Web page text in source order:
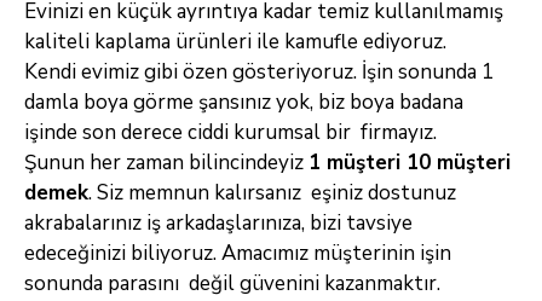
Evinizi en küçük ayrıntıya kadar temiz kullanılmamış
kaliteli kaplama ürünleri ile kamufle ediyoruz.
Kendievimiz gibi özen gösteriyoruz. İşin sonunda 1
damla boya görme şansınız yok, biz boya badana
işinde son derece ciddi kurumsal bir firmayız.
Şunun her zaman bilincindeyiz 1 müşteri 10 müşteri
demek. Siz memnun kalırsanız eşiniz dostunuz
akrabalarınız iş arkadaşlarınıza, bizi tavsiye
edeceğinizi biliyoruz. Amacımız müşterinin işin
sonunda parasını değil güvenini kazanmaktır.